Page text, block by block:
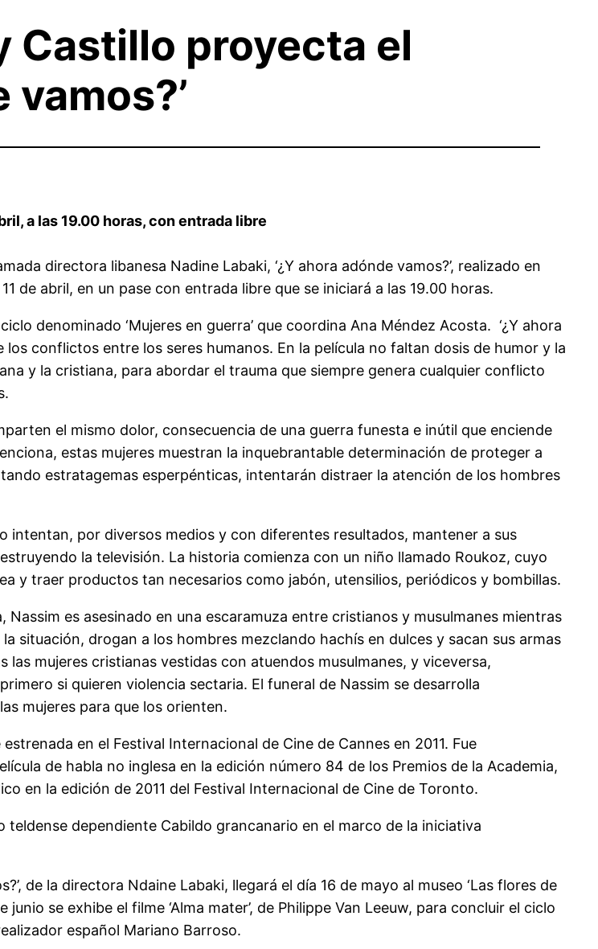
Castillo proyecta el
vamos?’
a las 19.00 horas, con entrada libre
directora libanesa Nadine Labaki, ‘¿Y ahora adónde vamos?’, realizado en
de abril, en un pase con entrada libre que se iniciará a las 19.00 horas.
denominado ‘Mujeres en guerra’ que coordina Ana Méndez Acosta. ‘¿Y ahora
conflictos entre los seres humanos. En la película no faltan dosis de humor y la
y la cristiana, para abordar el trauma que siempre genera cualquier conflicto
el mismo dolor, consecuencia de una guerra funesta e inútil que enciende
estas mujeres muestran la inquebrantable determinación de proteger a
estratagemas esperpénticas, intentarán distraer la atención de los hombres
intentan, por diversos medios y con diferentes resultados, mantener a sus
la televisión. La historia comienza con un niño llamado Roukoz, cuyo
y traer productos tan necesarios como jabón, utensilios, periódicos y bombillas.
es asesinado en una escaramuza entre cristianos y musulmanes mientras
situación, drogan a los hombres mezclando hachís en dulces y sacan sus armas
mujeres cristianas vestidas con atuendos musulmanes, y viceversa,
si quieren violencia sectaria. El funeral de Nassim se desarrolla
mujeres para que los orienten.
en el Festival Internacional de Cine de Cannes en 2011. Fue
de habla no inglesa en la edición número 84 de los Premios de la Academia,
en la edición de 2011 del Festival Internacional de Cine de Toronto.
dependiente Cabildo grancanario en el marco de la iniciativa
de la directora Ndaine Labaki, llegará el día 16 de mayo al museo ‘Las flores de
se exhibe el filme ‘Alma mater’, de Philippe Van Leeuw, para concluir el ciclo
español Mariano Barroso.